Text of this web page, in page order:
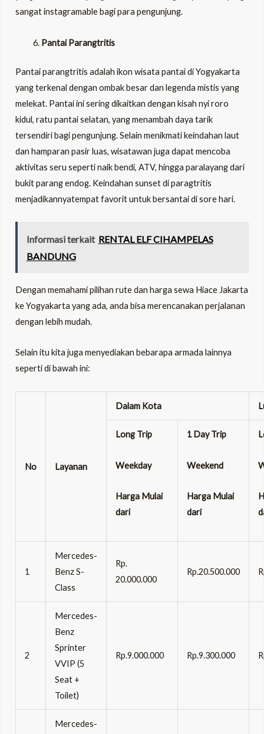
sangat instagramable bagi para pengunjung.
Pantai Parangtritis
Pantai parangtritis adalah ikon wisata pantai di Yogyakarta
yang terkenal dengan ombak besar dan legenda mistis yang
melekat. Pantai ini sering dikaitkan dengan kisah nyi roro
kidul, ratu pantai selatan, yang menambah daya tarik
tersendiri bagi pengunjung. Selain menikmati keindahan laut
dan hamparan pasir luas, wisatawan juga dapat mencoba
aktivitas seru seperti naik bendi, ATV, hingga paralayang dari
bukit parang endog. Keindahan sunset di paragtritis
menjadikannyatempat favorit untuk bersantai di sore hari.
Informasi terkait RENTAL ELF CIHAMPELAS
BANDUNG
Dengan memahami pilihan rute dan harga sewa Hiace Jakarta
ke Yogyakarta yang ada, anda bisa merencanakan perjalanan
dengan lebih mudah.
Selain itu kita juga menyediakan bebarapa armada lainnya
seperti di bawah ini:
No Layanan
Dalam Kota
Long Trip
Weekday
Harga Mulai
dari
1 Day Trip
Weekend
Harga Mulai
dari
1
Mercedes-
Benz S-
Class
Rp.
20.000.000
Rp.20.500.000
2
Mercedes-
Benz
Sprinter
VVIP (5
Seat +
Toilet)
Rp.9.000.000 Rp.9.300.000
Mercedes-